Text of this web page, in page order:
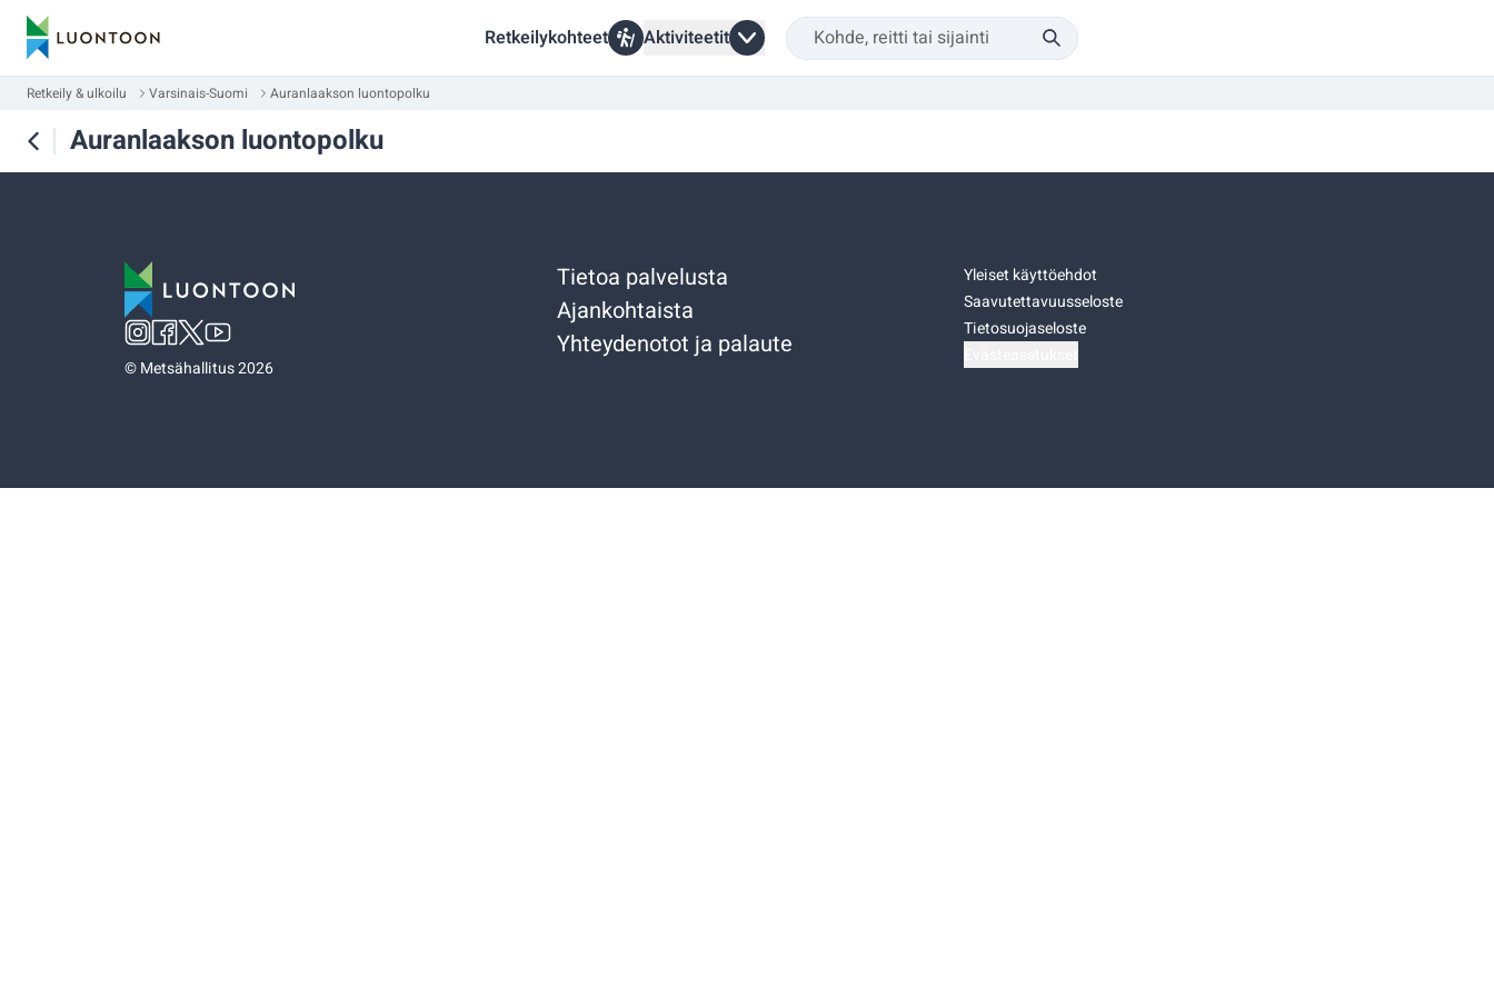
Retkeilykohteet Aktiviteetit
Retkeily & ulkoilu Varsinais-Suomi Auranlaakson luontopolku
Auranlaakson luontopolku
©Metsähallitus 2026
Tietoa palvelusta
Ajankohtaista
Yhteydenotot ja palaute
Yleiset käyttöehdot
Saavutettavuusseloste
Tietosuojaseloste